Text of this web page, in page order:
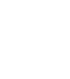
雲林別墅新輯酬世錦
雲林別墅新輯酬世錦
雲林別墅新輯酬世錦
新輯酬世錦囊帖式 卷
別墅新輯酬世錦囊採